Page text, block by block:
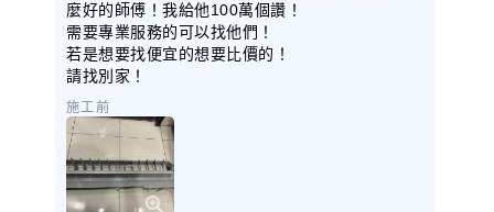
麼好的師傅！我給他100萬個讚！
需要專業服務的可以找他們！
若是想要找便宜的想要比價的！
請找別家！
施工前